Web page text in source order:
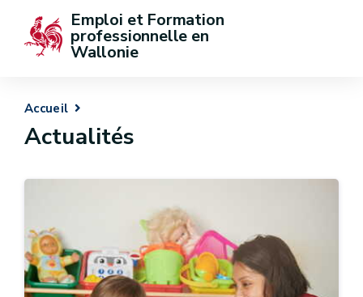
Emploi et Formation
professionnelle en
Wallonie
Accueil
Actualités